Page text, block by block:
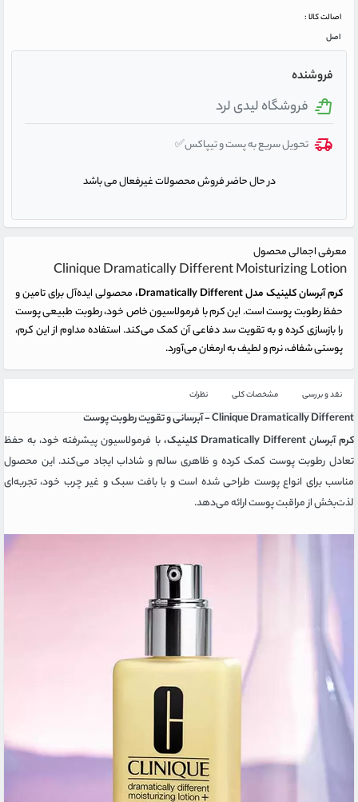
اصالت کالا :
اصل
فروشنده
فروشگاه لیدی لرد
تحویل سریع به پست و تیپاکس✅
در حال حاضر فروش محصولات غیرفعال می باشد
معرفی اجمالی محصول
Clinique Dramatically Different Moisturizing Lotion
کرم آبرسان کلینیک مدل Dramatically Different،
محصولی ایده‌آل برای تامین و
حفظ رطوبت پوست است. این کرم با فرمولاسیون خاص خود، رطوبت طبیعی پوست
را بازسازی کرده و به تقویت سد دفاعی آن کمک می‌کند. استفاده مداوم از این کرم،
پوستی شفاف، نرم و لطیف به ارمغان می‌آورد.
نقد و بررسی مشخصات کلی نظرات
Clinique Dramatically Different - آبرسانی و تقویت رطوبت پوست
کرم آبرسان Dramatically Different کلینیک،
با فرمولاسیون پیشرفته خود، به حفظ
تعادل رطوبت پوست کمک کرده و ظاهری سالم و شاداب ایجاد می‌کند. این محصول
مناسب برای انواع پوست طراحی شده است و با بافت سبک و غیر چرب خود، تجربه‌ای
لذت‌بخش از مراقبت پوست ارائه می‌دهد.